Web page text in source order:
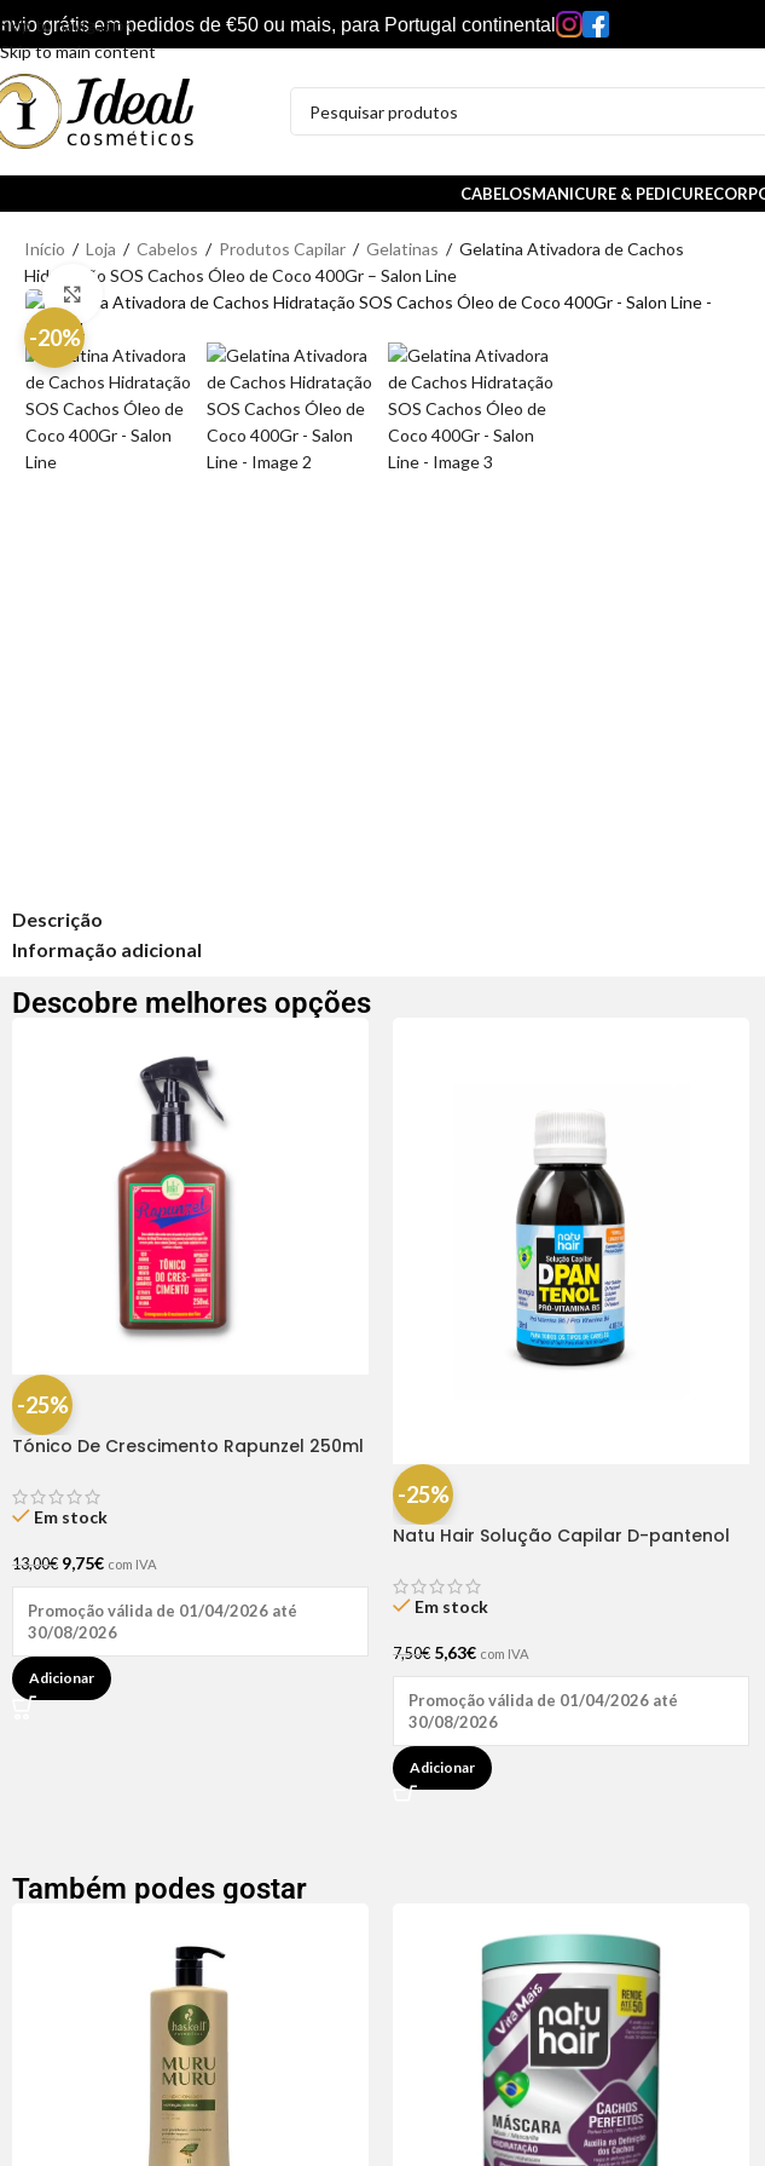
Skip to navigation
Skip to main content
grátis em pedidos de €50 ou mais, para Portugal continental
CABELOSMANICURE & PEDICURE
Início / Loja / Cabelos / Produtos Capilar / Gelatinas / Gelatina Ativadora de Cachos
Hidratação SOS Cachos Óleo de Coco 400Gr – Salon Line
-20%
Clique para ampliar
Descrição
Informação adicional
Descobre melhores opções
-25%
Tónico De Crescimento Rapunzel 250ml
Em stock
13,00€ 9,75€ com IVA
Promoção válida de 01/04/2026 até
30/08/2026
Adicionar
-25%
Natu Hair Solução Capilar D-pantenol
Em stock
7,50€ 5,63€ com IVA
Promoção válida de 01/04/2026 até
30/08/2026
Adicionar
Também podes gostar